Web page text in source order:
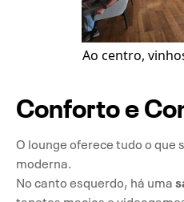
Ao centro,
Conforto e
O lounge oferece tudo o que
moderna.
No canto esquerdo, há uma